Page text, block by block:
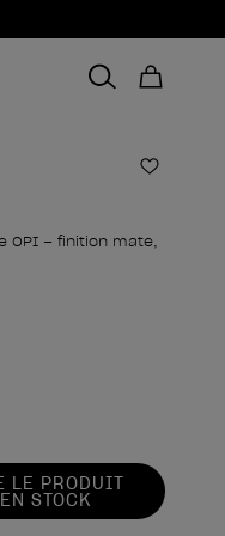
OPI – finition mate,
LE PRODUIT
STOCK